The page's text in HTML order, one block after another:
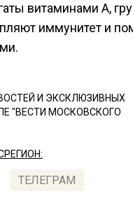
витаминами A,
иммунитет и
И ЭКСКЛЮЗИВНЫХ
"ВЕСТИ МОСКОВСКОГО
ТЕЛЕГРАМ